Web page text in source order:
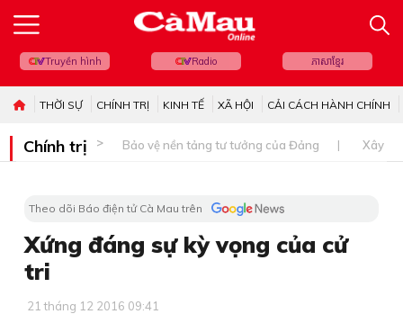
Truyền hình Radio ភាសាខ្មែរ
THỜI SỰ CHÍNH TRỊ KINH TẾ XÃ HỘI CẢI CÁCH HÀNH CHÍNH
Chính trị Bảo vệ nền tảng tư tưởng của Đảng Xây
Theo dõi Báo điện tử Cà Mau trên
Xứng đáng sự kỳ vọng của cử
tri
21 tháng 12 2016 09:41